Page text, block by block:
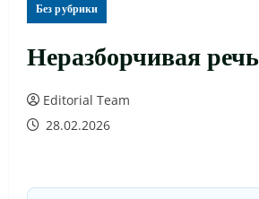
Без рубрики
Неразборчивая речь
Editorial Team
28.02.2026